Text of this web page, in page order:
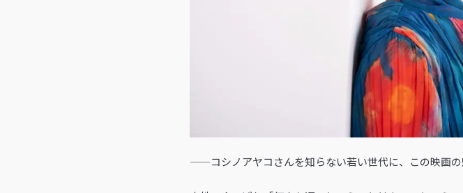
——コシノアヤコさんを知らない若い世代に、この映画の